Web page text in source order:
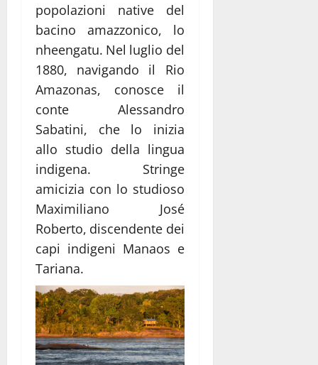
popolazioni native del
bacino amazzonico, lo
nheengatu. Nel luglio del
1880, navigando il Rio
Amazonas, conosce il
conte Alessandro
Sabatini, che lo inizia
allo studio della lingua
indigena. Stringe
amicizia con lo studioso
Maximiliano José
Roberto, discendente dei
capi indigeni Manaos e
Tariana.